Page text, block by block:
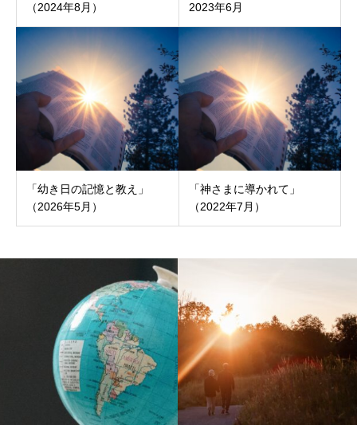
（2024年8月）
2023年6月
「幼き日の記憶と教え」
（2026年5月）
「神さまに導かれて」
（2022年7月）